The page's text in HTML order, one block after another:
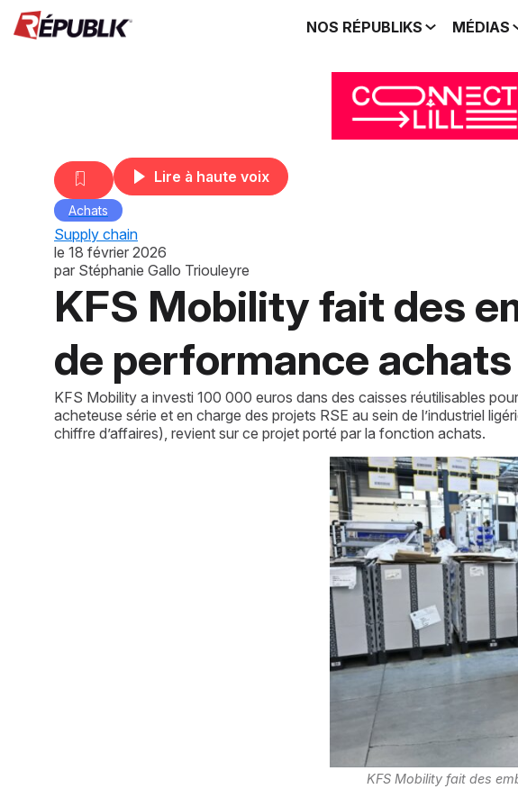
NOS RÉPUBLIKS MÉDIAS
Lire à haute voix
Achats
Supply chain
le 18 février 2026
par Stéphanie Gallo Triouleyre
KFS Mobility fait des
de performance achats
KFS Mobility a investi 100 000 euros dans des caisses réutilisables
acheteuse série et en charge des projets RSE au sein de l’industriel
chiffre d’affaires), revient sur ce projet porté par la fonction achats.
KFS Mobility fait des